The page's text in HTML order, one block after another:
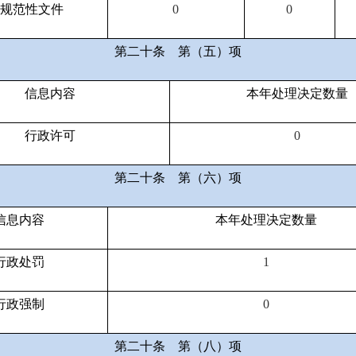
范性文件 0 0
第二十条 第（五）项
信息内容 本年处理决定数量
行政许可 0
第二十条 第（六）项
息内容 本年处理决定数量
政处罚 1
政强制 0
第二十条 第（八）项